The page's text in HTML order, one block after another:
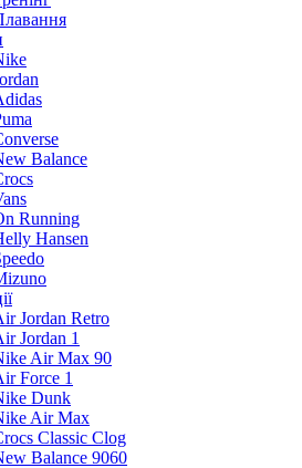
Balance
Running
Hansen
Jordan Retro
Jordan 1
Air Max 90
Force 1
Dunk
Air Max
Classic Clog
Balance 9060